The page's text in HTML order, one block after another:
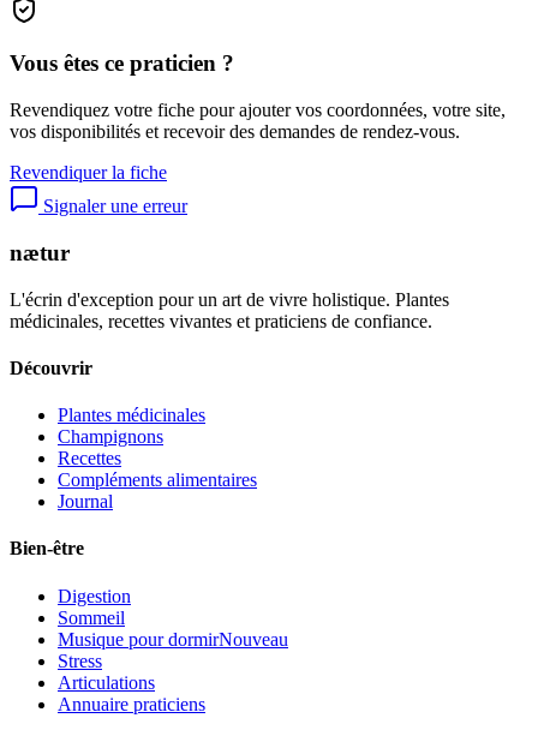
Vous êtes ce praticien ?
Revendiquez votre fiche pour ajouter vos coordonnées, votre site,
vos disponibilités et recevoir des demandes de rendez-vous.
Revendiquer la fiche
Signaler une erreur
nætur
L'écrin d'exception pour un art de vivre holistique. Plantes
médicinales, recettes vivantes et praticiens de confiance.
Découvrir
Plantes médicinales
Champignons
Recettes
Compléments alimentaires
Journal
Bien-être
Digestion
Sommeil
Musique pour dormirNouveau
Stress
Articulations
Annuaire praticiens